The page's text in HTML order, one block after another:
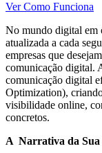
Ver Como Funciona
No mundo digital em
atualizada a cada
empresas que
comunicação digital.
comunicação digital
Optimization),
visibilidade online,
concretos.
A Narrativa da Sua